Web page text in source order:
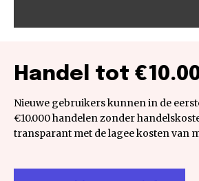
Handel tot
Nieuwe gebruikers kunnen in de
€10.000 handelen zonder
transparant met de lagee kosten van